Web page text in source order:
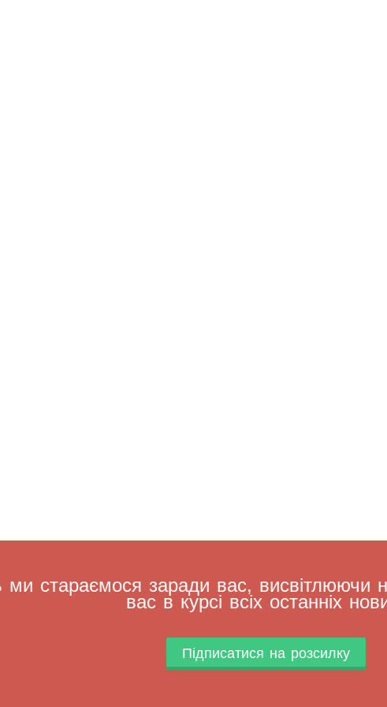
стараємося заради вас, висвітлюючи
вас в курсі всіх останніх
Підписатися на розсилку